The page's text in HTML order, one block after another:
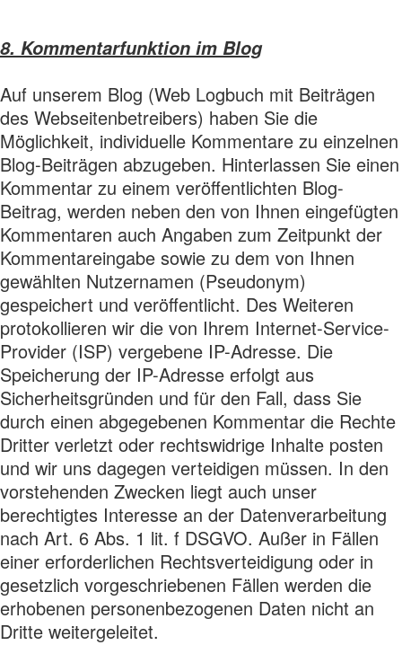
8. Kommentarfunktion im Blog
Auf unserem Blog (Web Logbuch mit Beiträgen
des Webseitenbetreibers) haben Sie die
Möglichkeit, individuelle Kommentare zu einzelnen
Blog-Beiträgen abzugeben. Hinterlassen Sie einen
Kommentar zu einem veröffentlichten Blog-
Beitrag, werden neben den von Ihnen eingefügten
Kommentaren auch Angaben zum Zeitpunkt der
Kommentareingabe sowie zu dem von Ihnen
gewählten Nutzernamen (Pseudonym)
gespeichert und veröffentlicht. Des Weiteren
protokollieren wir die von Ihrem Internet-Service-
Provider (ISP) vergebene IP-Adresse. Die
Speicherung der IP-Adresse erfolgt aus
Sicherheitsgründen und für den Fall, dass Sie
durch einen abgegebenen Kommentar die Rechte
Dritter verletzt oder rechtswidrige Inhalte posten
und wir uns dagegen verteidigen müssen. In den
vorstehenden Zwecken liegt auch unser
berechtigtes Interesse an der Datenverarbeitung
nach Art. 6 Abs. 1 lit. f DSGVO. Außer in Fällen
einer erforderlichen Rechtsverteidigung oder in
gesetzlich vorgeschriebenen Fällen werden die
erhobenen personenbezogenen Daten nicht an
Dritte weitergeleitet.